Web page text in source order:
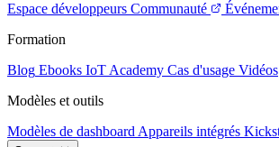
Espace développeurs Communauté
Formation
Blog Ebooks IoT Academy Cas d'usage Vidéos
Modèles et outils
Modèles de dashboard Appareils intégrés